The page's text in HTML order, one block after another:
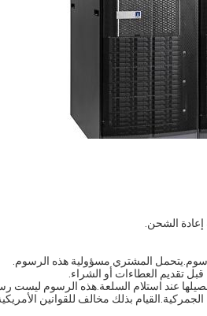
المشتري مسؤولية هذه الرسوم.
تقديم العطاءات أو الشراء.
عند استلام السلعة.هذه الرسوم ليست
بذلك مخالف للقوانين الأمريكية